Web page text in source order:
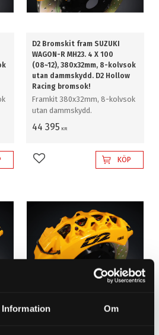
Information Om
D2 Bromskit fram SUZUKI
WAGON-R MH23. 4 X 100
(08~12), 380x32mm, 8-kolvsok
utan dammskydd. D2 Hollow
Racing bromsok!
Framkit 380x32mm, 8-kolvsok
utan dammskydd.
44 395 KR
Lägg till i favoriterKÖP
D2 Bromskit fram SUZUKI